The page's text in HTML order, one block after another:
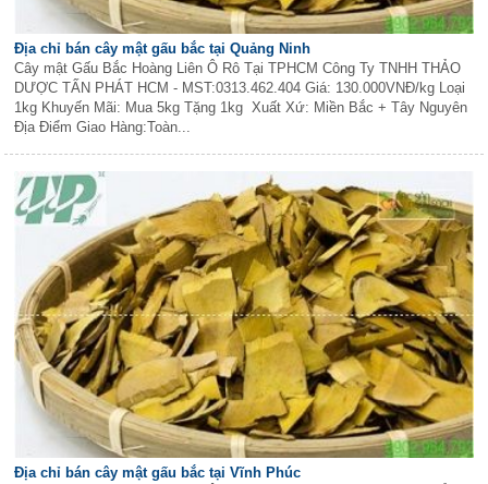
Địa chỉ bán cây mật gấu bắc tại Quảng Ninh
Cây mật Gấu Bắc Hoàng Liên Ô Rô Tại TPHCM Công Ty TNHH THẢO
DƯỢC TẤN PHÁT HCM - MST:0313.462.404 Giá: 130.000VNĐ/kg Loại
1kg Khuyến Mãi: Mua 5kg Tặng 1kg Xuất Xứ: Miền Bắc + Tây Nguyên
Địa Điểm Giao Hàng:Toàn...
Địa chỉ bán cây mật gấu bắc tại Vĩnh Phúc